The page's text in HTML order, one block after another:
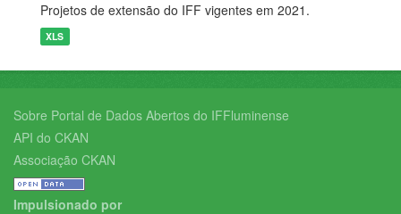
Projetos de extensão do IFF vigentes em 2021.
XLS
Sobre Portal de Dados Abertos do IFFluminense
API do CKAN
Associação CKAN
Impulsionado por